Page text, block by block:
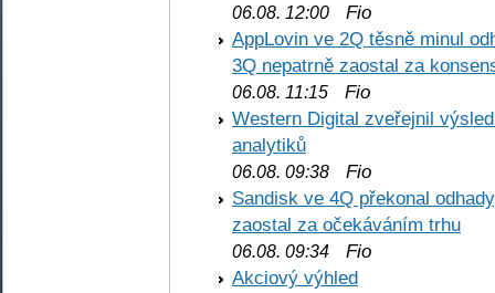
06.08. 12:00 Fio
AppLovin ve 2Q těsně minul
3Q nepatrně zaostal za
06.08. 11:15 Fio
Western Digital zveřejnil
analytiků
06.08. 09:38 Fio
Sandisk ve 4Q překonal
zaostal za očekáváním trhu
06.08. 09:34 Fio
Akciový výhled